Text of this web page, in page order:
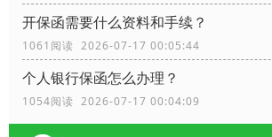
开保函需要什么资料和手续？
1061阅读 2026-07-17 00:05:44
个人银行保函怎么办理？
1054阅读 2026-07-17 00:04:09